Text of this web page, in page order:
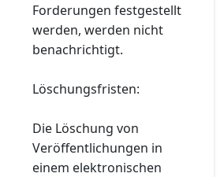
Forderungen festgestellt
werden, werden nicht
benachrichtigt.
Löschungsfristen:
Die Löschung von
Veröffentlichungen in
einem elektronischen